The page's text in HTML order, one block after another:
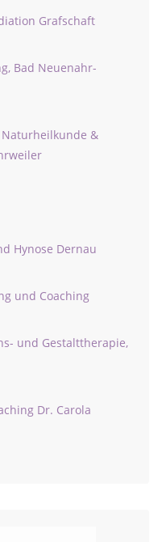
Grafschaft
Bad Neuenahr-
&
Hynose Dernau
und Coaching
und Gestalttherapie,
Dr. Carola